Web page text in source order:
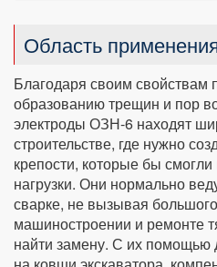
Область
Благодаря своим свойствам
образованию трещин и пор
электроды ОЗН-6 находят
строительстве, где нужно
крепости, которые бы
нагрузки. Они нормально
сварке, не вызывая
машиностроении и ремонте
найти замену. С их помощью